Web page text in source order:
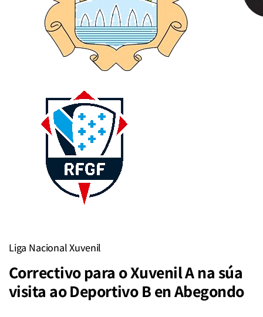
Liga Nacional Xuvenil
Correctivo para o Xuvenil A na súa
visita ao Deportivo B en Abegondo